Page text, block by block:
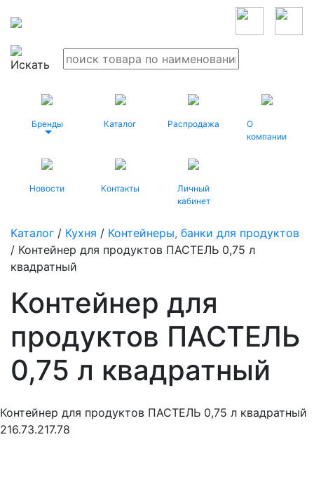
Бренды Каталог Распродажа
О
компании
Новости Контакты
Личный
кабинет
Каталог / Кухня / Контейнеры, банки для продуктов
/ Контейнер для продуктов ПАСТЕЛЬ 0,75 л
квадратный
Контейнер для
продуктов ПАСТЕЛЬ
0,75 л квадратный
Контейнер для продуктов ПАСТЕЛЬ 0,75 л квадратный
216.73.217.78